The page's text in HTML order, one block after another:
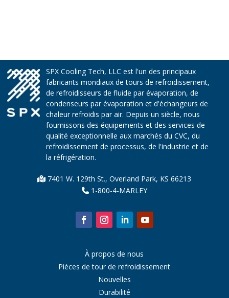
SPX Cooling Tech, LLC est l'un des principaux
fabricants mondiaux de tours de refroidissement,
de refroidisseurs de fluide par évaporation, de
condenseurs par évaporation et d'échangeurs de
chaleur refroidis par air. Depuis un siècle, nous
fournissons des équipements et des services de
qualité exceptionnelle aux marchés du CVC, du
refroidissement de processus, de l'industrie et de
la réfrigération.
7401 W. 129th St., Overland Park, KS 66213
1-800-4-MARLEY
À propos de nous
Pièces de tour de refroidissement
Nouvelles
Durabilité